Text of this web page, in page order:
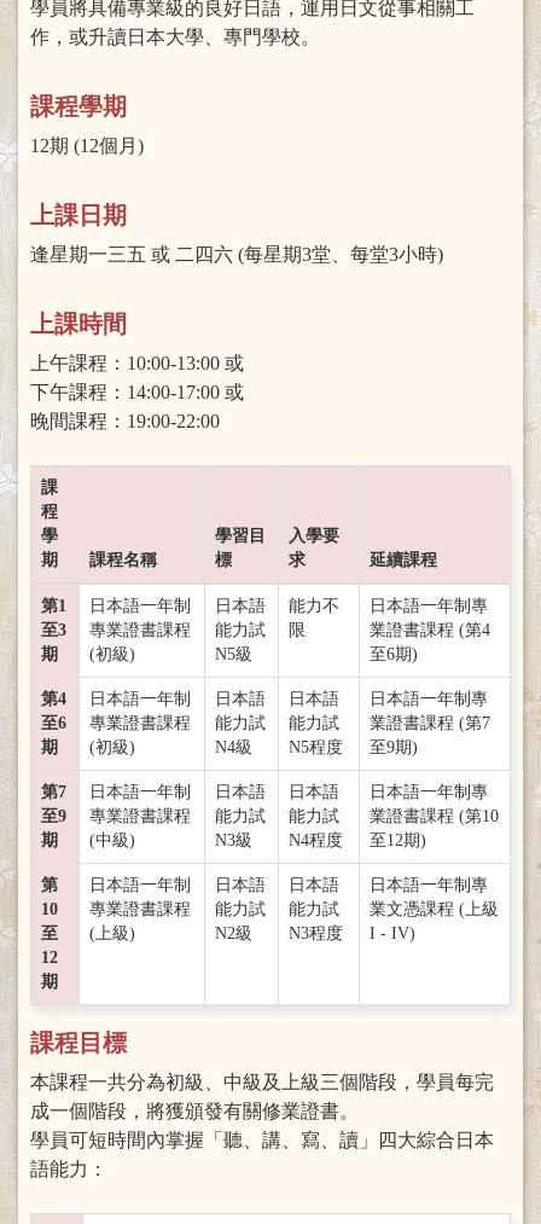
學員將具備專業級的良好日語，運用日文從事相關工
作，或升讀日本大學、專門學校。
課程學期
12期 (12個月)
上課日期
逢星期一三五 或 二四六 (每星期3堂、每堂3小時)
上課時間
上午課程：10:00-13:00 或
下午課程：14:00-17:00 或
晚間課程：19:00-22:00
課
程
學
期
課程名稱
學習目
標
入學要
求
延續課程
第1
至3
期
日本語一年制
專業證書課程
(初級)
日本語
能力試
N5級
能力不
限
日本語一年制專
業證書課程 (第4
至6期)
第4
至6
期
日本語一年制
專業證書課程
(初級)
日本語
能力試
N4級
日本語
能力試
N5程度
日本語一年制專
業證書課程 (第7
至9期)
第7
至9
期
日本語一年制
專業證書課程
(中級)
日本語
能力試
N3級
日本語
能力試
N4程度
日本語一年制專
業證書課程 (第10
至12期)
第
10
至
12
期
日本語一年制
專業證書課程
(上級)
日本語
能力試
N2級
日本語
能力試
N3程度
日本語一年制專
業文憑課程 (上級
I - IV)
課程目標
本課程一共分為初級、中級及上級三個階段，學員每完
成一個階段，將獲頒發有關修業證書。
學員可短時間內掌握「聽、講、寫、讀」四大綜合日本
語能力：